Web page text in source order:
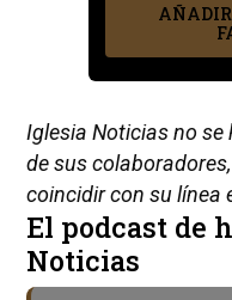
Iglesia Noticias no se
de sus
coincidir con su línea
El podcast de
Noticias